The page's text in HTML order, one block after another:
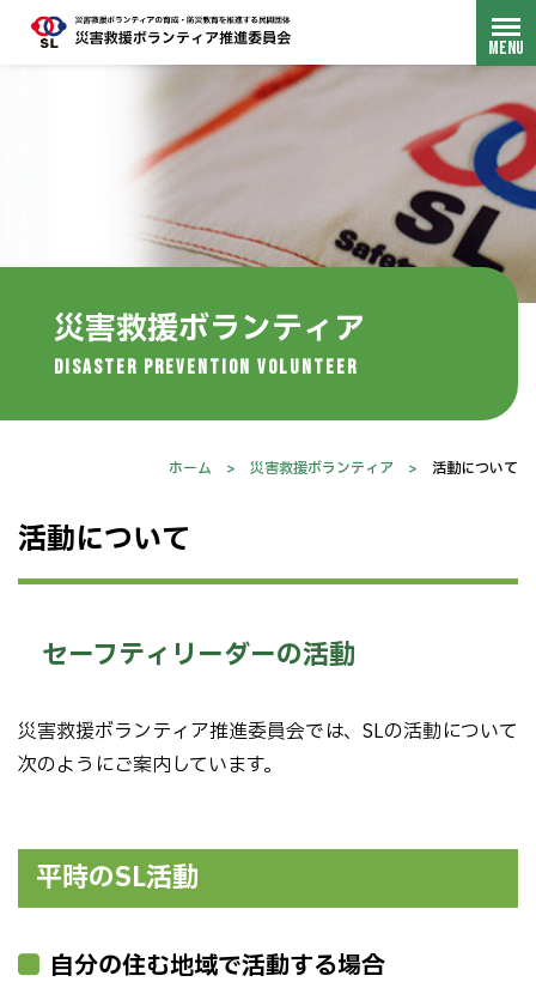
災害救援ボランティア
disaster prevention volunteer
ホーム > 災害救援ボランティア > 活動について
活動について
セーフティリーダーの活動
災害救援ボランティア推進委員会では、SLの活動について
次のようにご案内しています。
平時のSL活動
自分の住む地域で活動する場合